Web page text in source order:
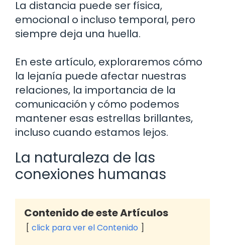
La distancia puede ser física,
emocional o incluso temporal, pero
siempre deja una huella.
En este artículo, exploraremos cómo
la lejanía puede afectar nuestras
relaciones, la importancia de la
comunicación y cómo podemos
mantener esas estrellas brillantes,
incluso cuando estamos lejos.
La naturaleza de las
conexiones humanas
Contenido de este Artículos
click para ver el Contenido